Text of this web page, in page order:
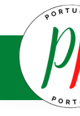
hoofd
inhoud
eerste
sidebar
voettekst